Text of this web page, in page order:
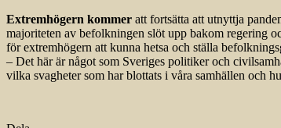
Extremhögern kommer att fortsätta att utnyttja
majoriteten av befolkningen slöt upp bakom regering
för extremhögern att kunna hetsa och ställa
– Det här är något som Sveriges politiker och
vilka svagheter som har blottats i våra samhällen och